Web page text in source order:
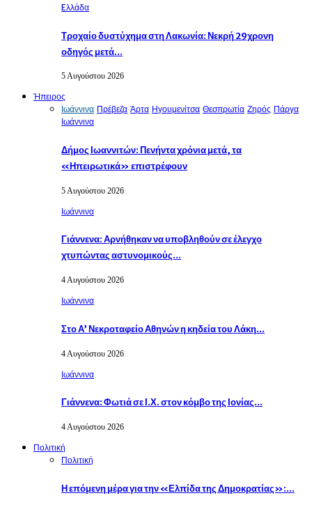
Eλλάδα
Τροχαίο δυστύχημα στη Λακωνία: Νεκρή 29χρονη
οδηγός μετά…
5 Αυγούστου 2026
Ήπειρος
Ιωάννινα Πρέβεζα Άρτα Ηγουμενίτσα Θεσπρωτία Ζηρός Πάργα
Ιωάννινα
Δήμος Ιωαννιτών: Πενήντα χρόνια μετά, τα
«Ηπειρωτικά» επιστρέφουν
5 Αυγούστου 2026
Ιωάννινα
Γιάννενα: Αρνήθηκαν να υποβληθούν σε έλεγχο
χτυπώντας αστυνομικούς…
4 Αυγούστου 2026
Ιωάννινα
Στο Α’ Νεκροταφείο Αθηνών η κηδεία του Λάκη…
4 Αυγούστου 2026
Ιωάννινα
Γιάννενα: Φωτιά σε Ι.Χ. στον κόμβο της Ιονίας…
4 Αυγούστου 2026
Πολιτική
Πολιτική
Η επόμενη μέρα για την «Ελπίδα της Δημοκρατίας»:…